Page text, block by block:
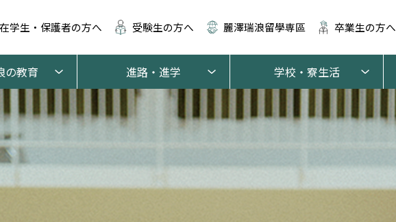
在学生・保護者の方へ 受験生の方へ 麗澤瑞浪留學専區 卒業生の方へ
の教育 進路・進学 学校・寮生活